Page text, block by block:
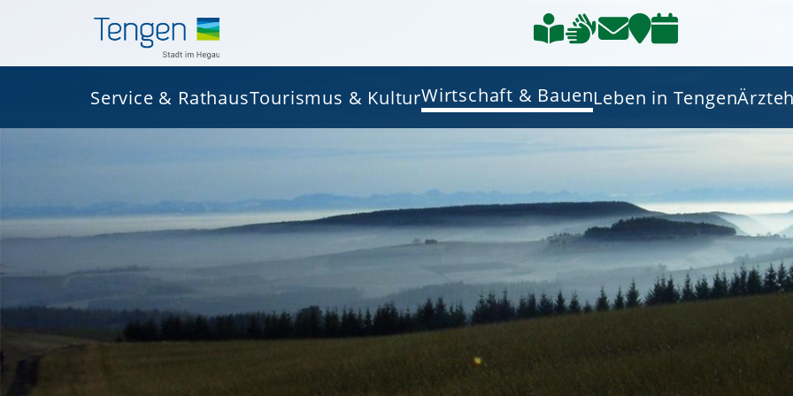
Service & RathausTourismus & KulturWirtschaft & BauenLeben in Tengen